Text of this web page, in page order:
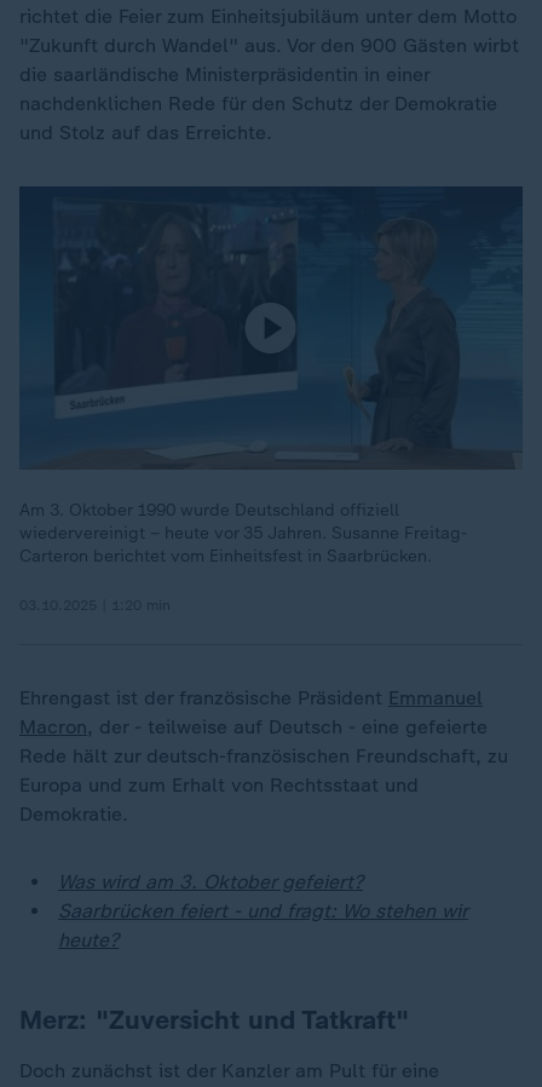
richtet die Feier zum Einheitsjubiläum unter dem Motto
"Zukunft durch Wandel" aus. Vor den 900 Gästen wirbt
die saarländische Ministerpräsidentin in einer
nachdenklichen Rede für den Schutz der Demokratie
und Stolz auf das Erreichte.
Am 3. Oktober 1990 wurde Deutschland offiziell
wiedervereinigt – heute vor 35 Jahren. Susanne Freitag-
Carteron berichtet vom Einheitsfest in Saarbrücken.
Ehrengast ist der französische Präsident Emmanuel
Macron, der - teilweise auf Deutsch - eine gefeierte
Rede hält zur deutsch-französischen Freundschaft, zu
Europa und zum Erhalt von Rechtsstaat und
Demokratie.
Was wird am 3. Oktober gefeiert?
Saarbrücken feiert - und fragt: Wo stehen wir
heute?
Merz: "Zuversicht und Tatkraft"
Doch zunächst ist der Kanzler am Pult für eine